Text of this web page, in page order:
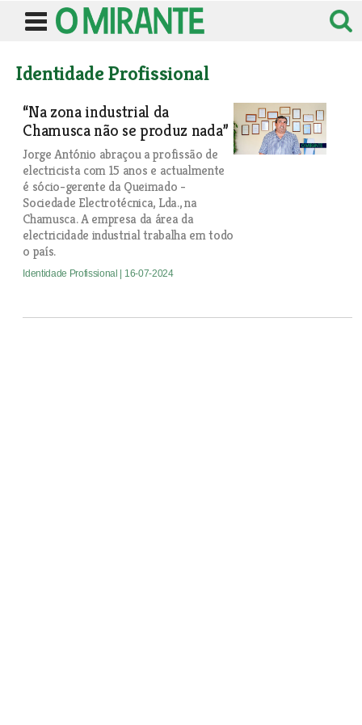
Identidade Profissional
“Na zona industrial da
Chamusca não se produz nada”
Jorge António abraçou a profissão de
electricista com 15 anos e actualmente
é sócio-gerente da Queimado -
Sociedade Electrotécnica, Lda., na
Chamusca. A empresa da área da
electricidade industrial trabalha em todo
o país.
Identidade Profissional | 16-07-2024